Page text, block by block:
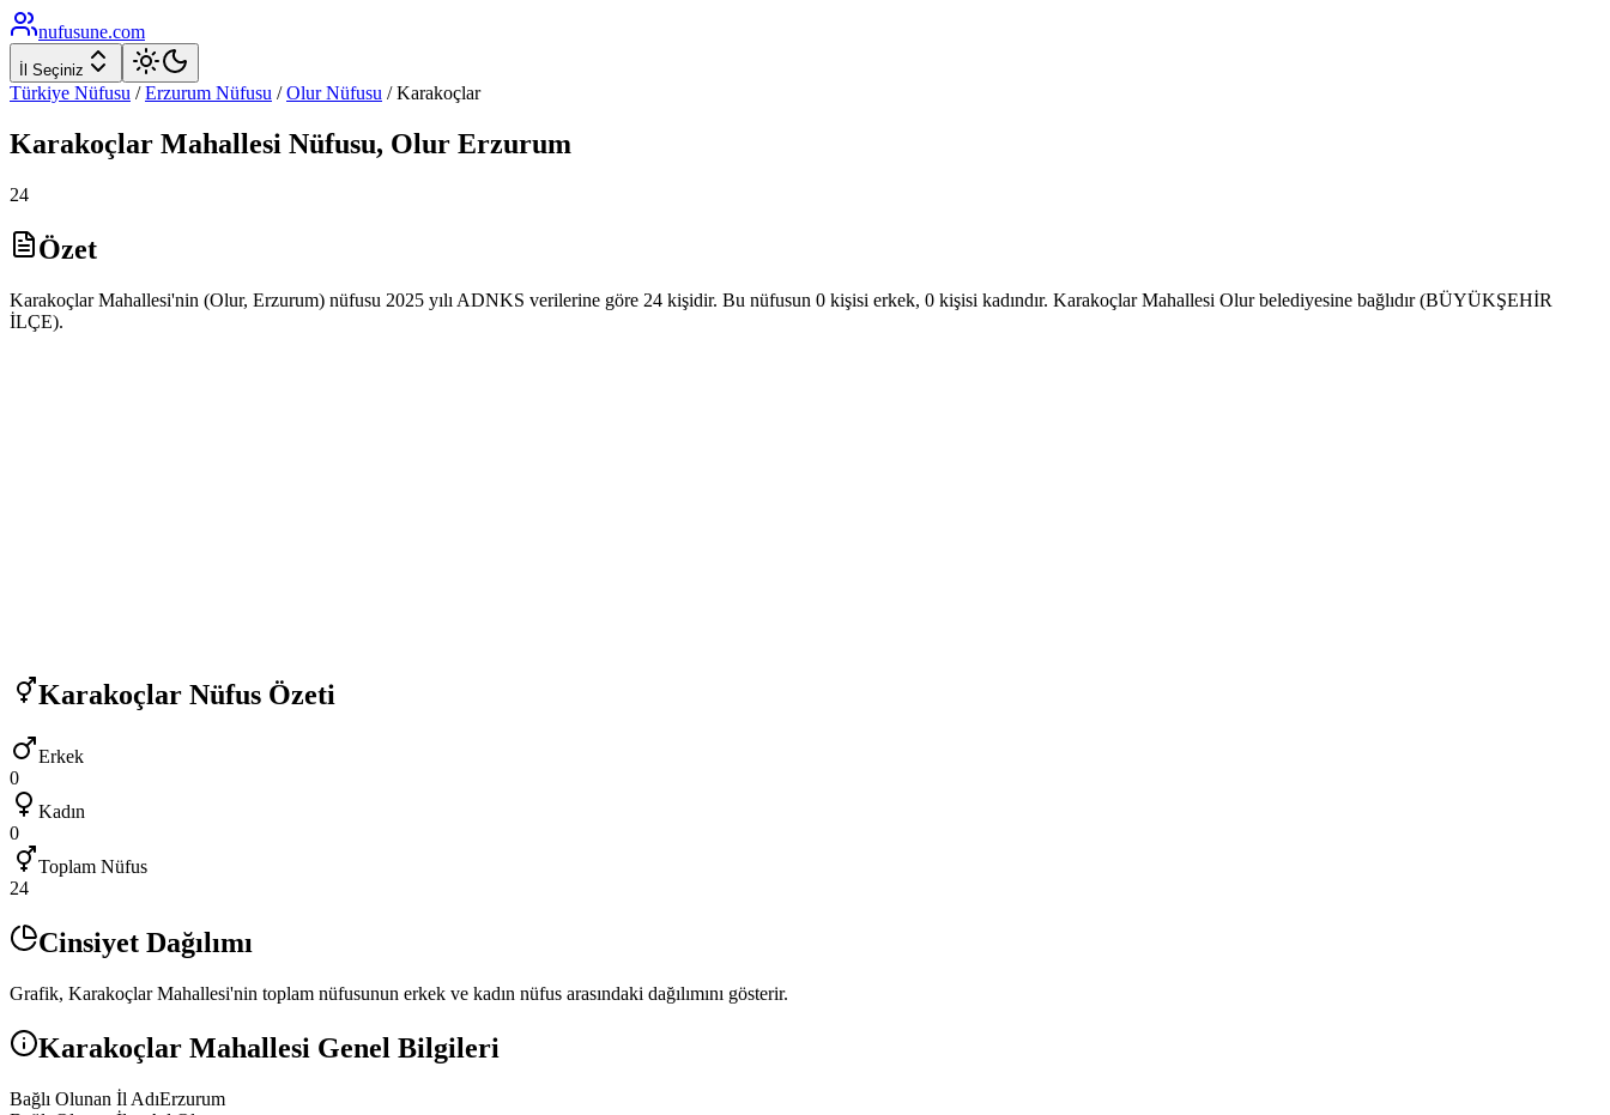
nufusune.com
İl Seçiniz
Türkiye Nüfusu / Erzurum Nüfusu / OlurNüfusu /Karakoçlar
Karakoçlar Mahallesi Nüfusu, Olur Erzurum
24
Özet
Karakoçlar Mahallesi'nin (Olur, Erzurum) nüfusu 2025 yılı ADNKS verilerine göre 24 kişidir. Bu nüfusun 0 kişisi erkek, 0 kişisi kadındır. Karakoçlar Mahallesi Olur belediyesine bağlıdır (BÜYÜKŞEHİR
İLÇE).
Karakoçlar Nüfus Özeti
Erkek
0
Kadın
0
Toplam Nüfus
24
Cinsiyet Dağılımı
Grafik, KarakoçlarMahallesi'nin toplam nüfusunun erkek ve kadın nüfus arasındaki dağılımını gösterir.
Karakoçlar Mahallesi Genel Bilgileri
Bağlı Olunan İl AdıErzurum